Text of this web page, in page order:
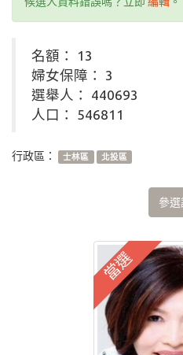
名額： 13
婦女保障： 3
選舉人： 440693
人口： 546811
行政區： 士林區 北投區
參
當選